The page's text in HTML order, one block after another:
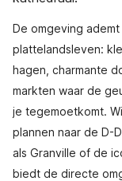
De omgeving
plattelandsleven:
hagen, charmante
markten waar de
je tegemoetkomt.
plannen naar de D-
als Granville of de
biedt de directe